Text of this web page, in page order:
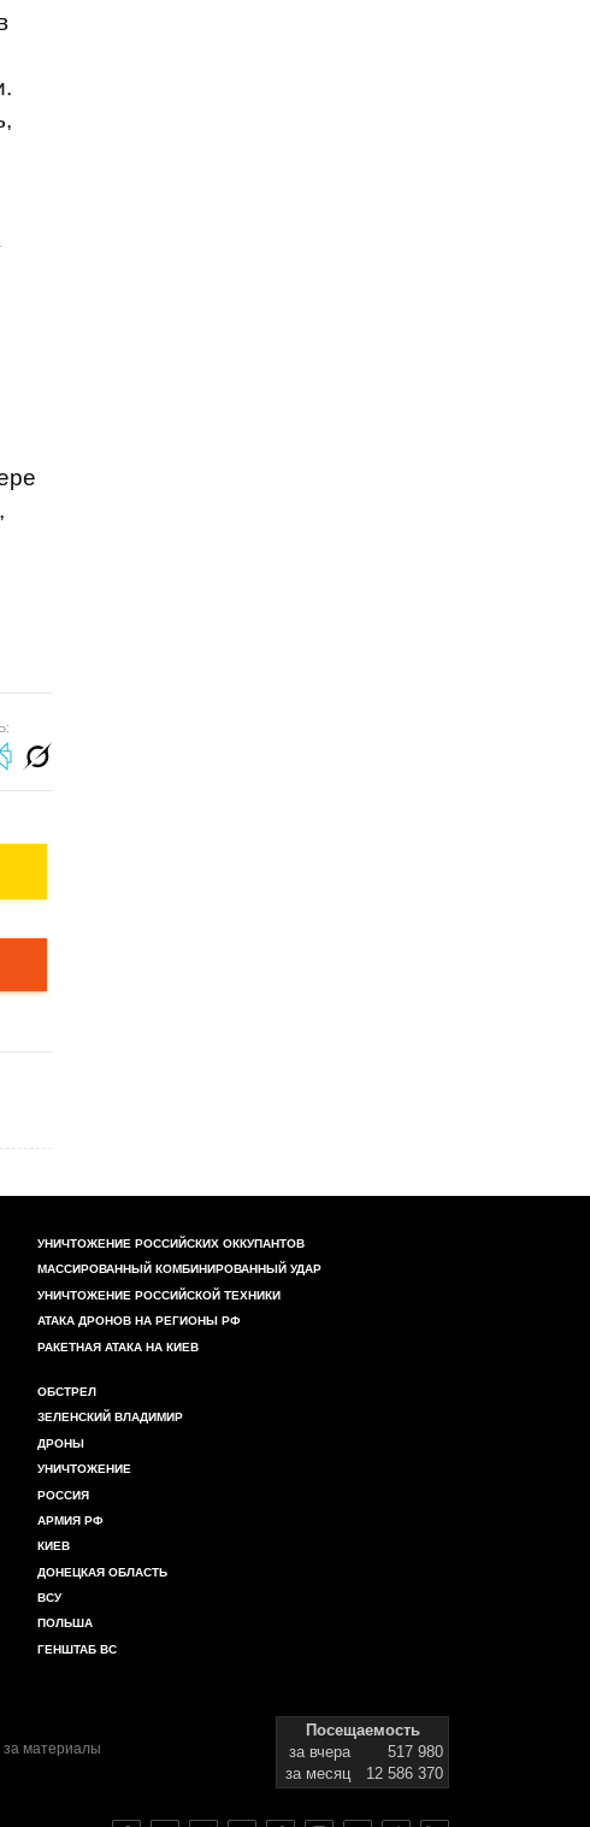
УНИЧТОЖЕНИЕ РОССИЙСКИХ ОККУПАНТОВ
МАССИРОВАННЫЙ КОМБИНИРОВАННЫЙ УДАР
УНИЧТОЖЕНИЕ РОССИЙСКОЙ ТЕХНИКИ
АТАКА ДРОНОВ НА РЕГИОНЫ РФ
РАКЕТНАЯ АТАКА НА КИЕВ
ОБСТРЕЛ
ЗЕЛЕНСКИЙ ВЛАДИМИР
ДРОНЫ
УНИЧТОЖЕНИЕ
РОССИЯ
АРМИЯ РФ
КИЕВ
ДОНЕЦКАЯ ОБЛАСТЬ
ВСУ
ПОЛЬША
ГЕНШТАБ ВС
за материалы
Посещаемость
за вчера
517 980
за месяц
12 586 370